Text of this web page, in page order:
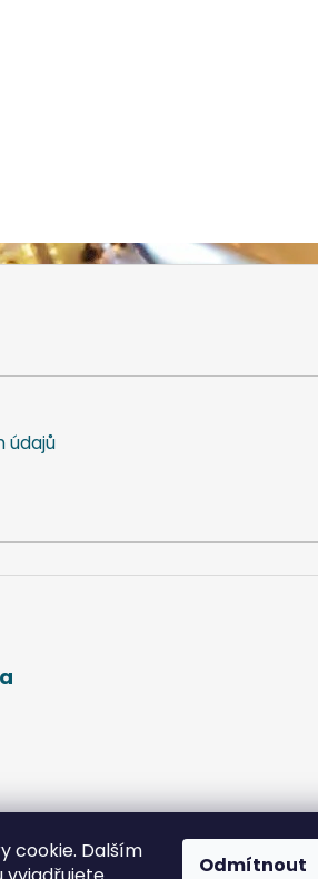
cookie. Dalším
Odmítnout
údajů